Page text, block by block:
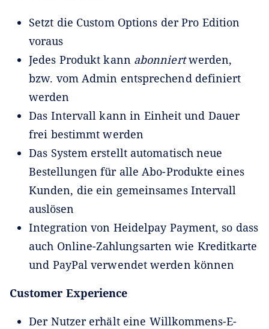
Setzt die Custom Options der Pro Edition
voraus
Jedes Produkt kann abonniertwerden,
bzw. vom Admin entsprechend definiert
werden
Das Intervall kann in Einheit und Dauer
frei bestimmt werden
Das System erstellt automatisch neue
Bestellungen für alle Abo-Produkte eines
Kunden, die ein gemeinsames Intervall
auslösen
Integration von Heidelpay Payment, so dass
auch Online-Zahlungsarten wie Kreditkarte
und PayPal verwendet werden können
Customer Experience
Der Nutzer erhält eine Willkommens-E-